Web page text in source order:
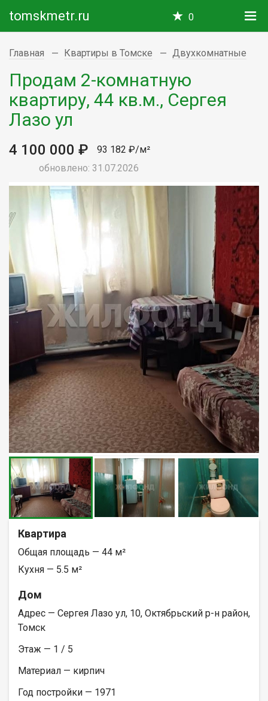
tomskmetr.ru 0
Главная Квартиры в Томске Двухкомнатные
Продам 2-комнатную
квартиру, 44 кв.м., Сергея
Лазо ул
4 100 000 ₽
93 182 ₽/м²
обновлено: 31.07.2026
Квартира
Общая площадь — 44 м²
Кухня — 5.5 м²
Дом
Адрес — Сергея Лазо ул, 10, Октябрьский р-н район,
Томск
Этаж — 1 / 5
Материал — кирпич
Год постройки — 1971